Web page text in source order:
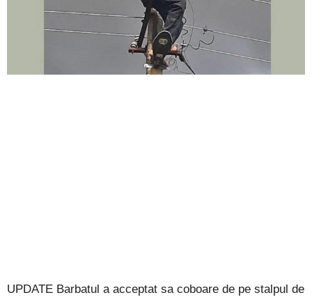
UPDATE Barbatul a acceptat sa coboare de pe stalpul de